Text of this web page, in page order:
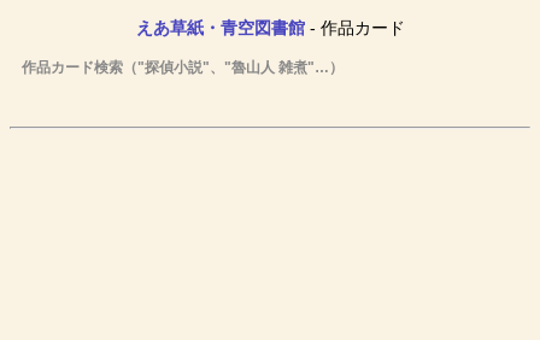
えあ草紙・青空図書館- 作品カード
作品カード検索（"探偵小説"、"魯山人 雑煮"…）